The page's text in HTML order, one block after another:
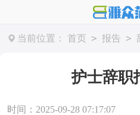
当前位置： 首页 > 报告 >
护士辞职
时间：2025-09-28 07:17:07